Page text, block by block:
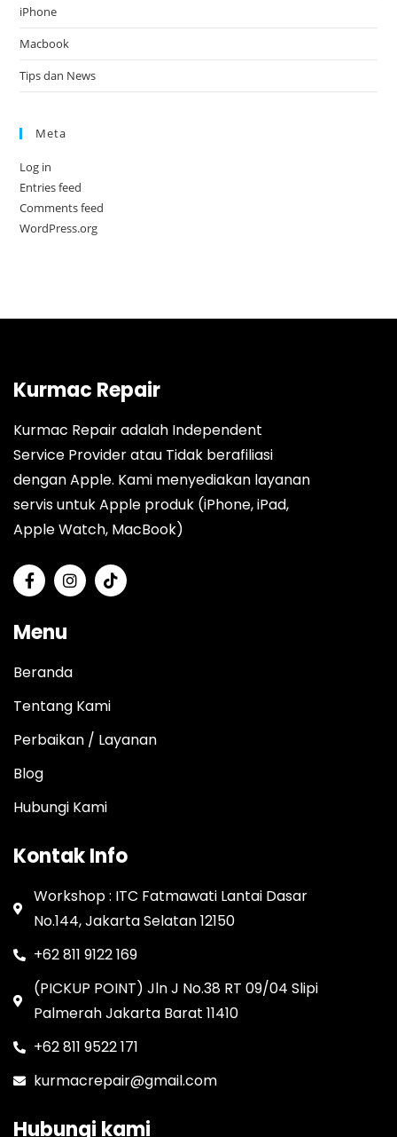
iPhone
Macbook
Tips dan News
Meta
Log in
Entries feed
Comments feed
WordPress.org
Kurmac Repair
Kurmac Repair adalah Independent
Service Provider atau Tidak berafiliasi
dengan Apple. Kami menyediakan layanan
servis untuk Apple produk (iPhone, iPad,
Apple Watch, MacBook)
Menu
Beranda
Tentang Kami
Perbaikan / Layanan
Blog
Hubungi Kami
Kontak Info
Workshop : ITC Fatmawati Lantai Dasar
No.144, Jakarta Selatan 12150
+62 811 9122 169
(PICKUP POINT) Jln J No.38 RT 09/04 Slipi
Palmerah Jakarta Barat 11410
+62 811 9522 171
kurmacrepair@gmail.com
Hubungi kami